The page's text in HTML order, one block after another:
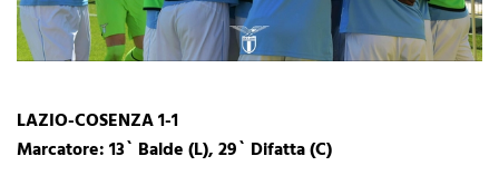
LAZIO-COSENZA 1-1
Marcatore: 13` Balde (L), 29` Difatta (C)